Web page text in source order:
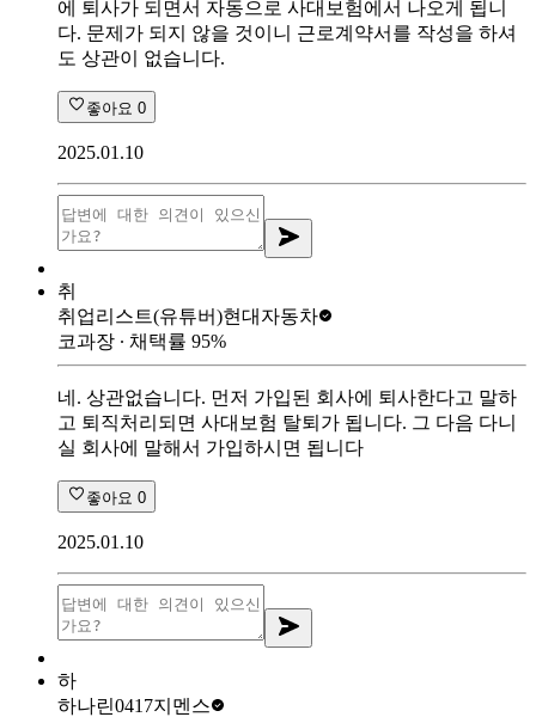
에 퇴사가 되면서 자동으로 사대보험에서 나오게 됩니
다. 문제가 되지 않을 것이니 근로계약서를 작성을 하셔
도 상관이 없습니다.
좋아요 0
2025.01.10
취
취업리스트(유튜버)현대자동차
코과장 ∙ 채택률 95%
네. 상관없습니다. 먼저 가입된 회사에 퇴사한다고 말하
고 퇴직처리되면 사대보험 탈퇴가 됩니다. 그 다음 다니
실 회사에 말해서 가입하시면 됩니다
좋아요 0
2025.01.10
하
하나린0417지멘스